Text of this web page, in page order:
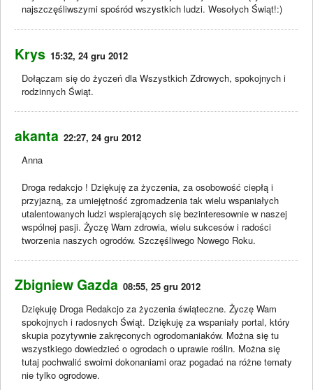
najszczęśliwszymi spośród wszystkich ludzi. Wesołych Świąt!:)
Krys 15:32, 24 gru 2012
Dołączam się do życzeń dla Wszystkich Zdrowych, spokojnych i
rodzinnych Świąt.
akanta 22:27, 24 gru 2012
Anna
Droga redakcjo ! Dziękuję za życzenia, za osobowość ciepłą i
przyjazną, za umiejętność zgromadzenia tak wielu wspaniałych
utalentowanych ludzi wspierających się bezinteresownie w naszej
wspólnej pasji. Życzę Wam zdrowia, wielu sukcesów i radości
tworzenia naszych ogrodów. Szczęśliwego Nowego Roku.
Zbigniew Gazda 08:55, 25 gru 2012
Dziękuję Droga Redakcjo za życzenia świąteczne. Życzę Wam
spokojnych i radosnych Świąt. Dziękuję za wspaniały portal, który
skupia pozytywnie zakręconych ogrodomaniaków. Można się tu
wszystkiego dowiedzieć o ogrodach o uprawie roślin. Można się
tutaj pochwalić swoimi dokonaniami oraz pogadać na różne tematy
nie tylko ogrodowe.